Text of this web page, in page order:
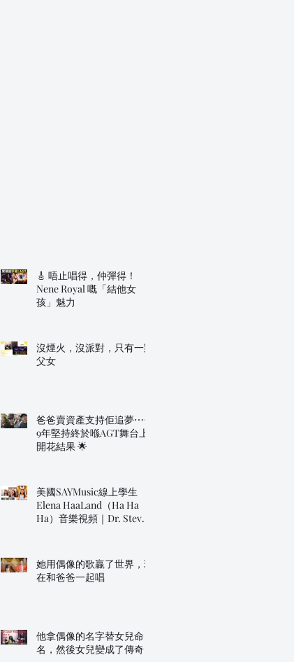
🎸 唔止唱得，仲彈得！
Nene Royal 嘅「結他女
孩」魅力
沒煙火，沒派對，只有一對
父女
爸爸賣資產支持佢追夢⋯⋯
9年堅持終於喺AGT舞台上
開花結果 🌟
美國SAYMusic線上學生
Elena HaaLand（Ha Ha
Ha）音樂視頻｜Dr. Steve
她用偶像的歌贏了世界，現
在和爸爸一起唱
他拿偶像的名字替女兒命
名，然後女兒變成了傳奇